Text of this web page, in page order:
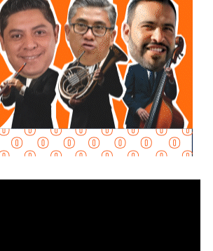
con ninguno de estos
quela dependencia mantiene
que Uber complete el procedimiento
a la ley, por lo que descartó que
de persecución hacia la empresa.
persecución ni de cacería. Al contrario,
mismos nos ayuden a que la